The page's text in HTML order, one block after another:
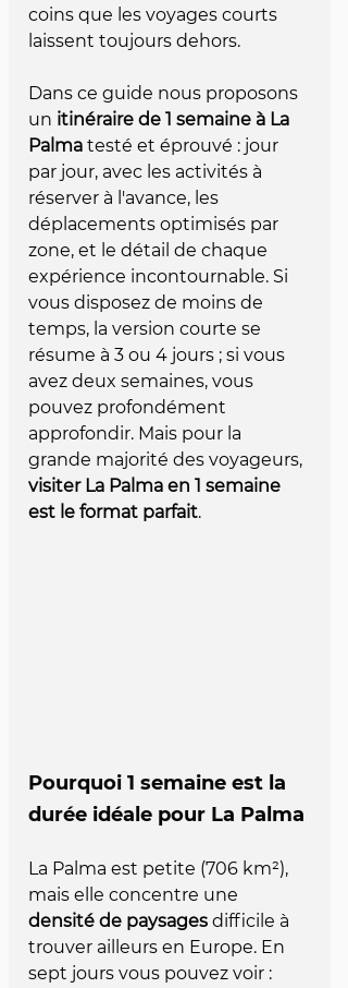
coins que les voyages courts
laissent toujours dehors.
Dans ce guide nous proposons
un itinéraire de 1 semaine à La
Palma testé et éprouvé : jour
par jour, avec les activités à
réserver à l'avance, les
déplacements optimisés par
zone, et le détail de chaque
expérience incontournable. Si
vous disposez de moins de
temps, la version courte se
résume à 3 ou 4 jours ; si vous
avez deux semaines, vous
pouvez profondément
approfondir. Mais pour la
grande majorité des voyageurs,
visiter La Palma en 1 semaine
est le format parfait.
Pourquoi 1 semaine est la
durée idéale pour La Palma
La Palma est petite (706 km²),
mais elle concentre une
densité de paysages difficile à
trouver ailleurs en Europe. En
sept jours vous pouvez voir :